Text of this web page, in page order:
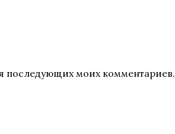
последующих моих комментариев.